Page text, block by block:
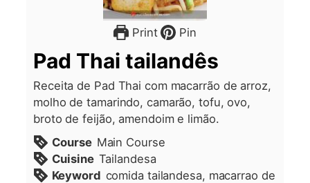
Print Pin
Pad Thai tailandês
Receita de Pad Thai com macarrão de arroz,
molho de tamarindo, camarão, tofu, ovo,
broto de feijão, amendoim e limão.
Course Main Course
Cuisine Tailandesa
Keyword comida tailandesa, macarrao de